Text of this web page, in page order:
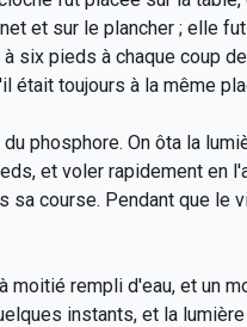
et sur le plancher ; elle
six pieds à chaque coup
était toujours à la même
phosphore. On ôta la
et voler rapidement en
course. Pendant que le
moitié rempli d'eau, et un
instants, et la